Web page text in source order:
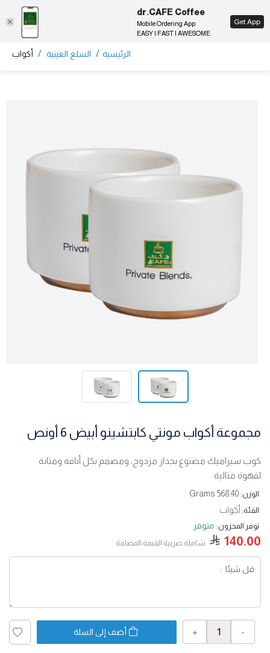
EN
الرئيسية / السلع العينية / أكواب
مجموعة أكواب مونتي كابتشينو أبيض 6 أونص
كوب سيراميك مصنوع بجدار مزدوج، ومصمم بكل أناقة ومتانة
لقهوة مثالية
الوزن: 568.40 Grams
الفئة: أكواب
توفر المخزون: متوفر
140.00 شاملة ضربية القيمة المضافة
-
+ أضف إلى السلة
dr.CAFE Coffee
Mobile Ordering App
EASY | FAST | AWESOME
Get App